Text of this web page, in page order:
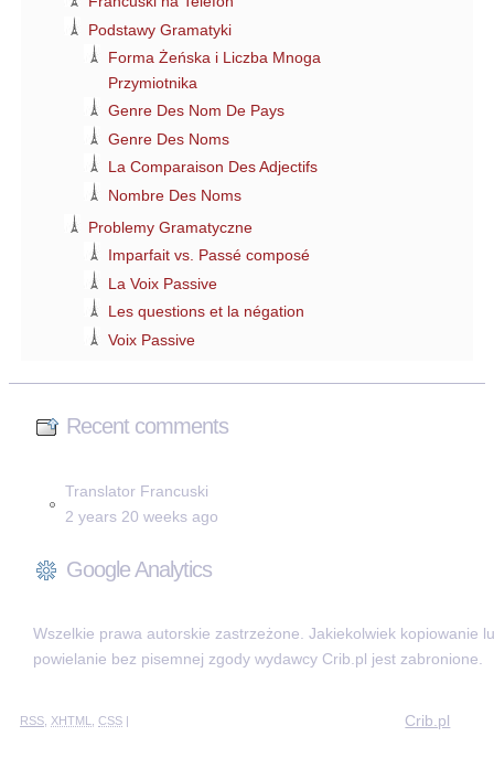
Podstawy Gramatyki
Forma Żeńska i Liczba Mnoga
Przymiotnika
Genre Des Nom De Pays
Genre Des Noms
La Comparaison Des Adjectifs
Nombre Des Noms
Problemy Gramatyczne
Imparfait vs. Passé composé
La Voix Passive
Les questions et la négation
Voix Passive
Recent comments
Translator Francuski
2 years 20 weeks ago
Google Analytics
Wszelkie prawa autorskie zastrzeżone. Jakiekolwiek kopiowanie
powielanie bez pisemnej zgody wydawcy Crib.pl jest zabronione.
RSS XHTML CSS Crib.pl